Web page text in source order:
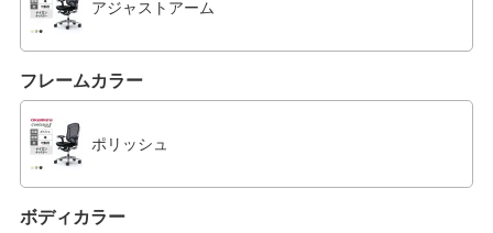
アジャストアーム
フレームカラー
ポリッシュ
ボディカラー